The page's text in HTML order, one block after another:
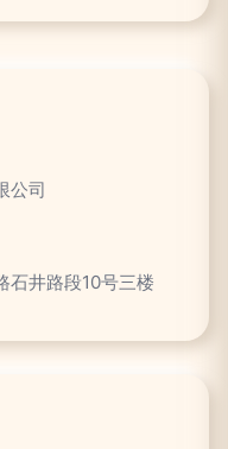
公司
石井路段10号三楼